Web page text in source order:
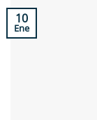
10
Ene